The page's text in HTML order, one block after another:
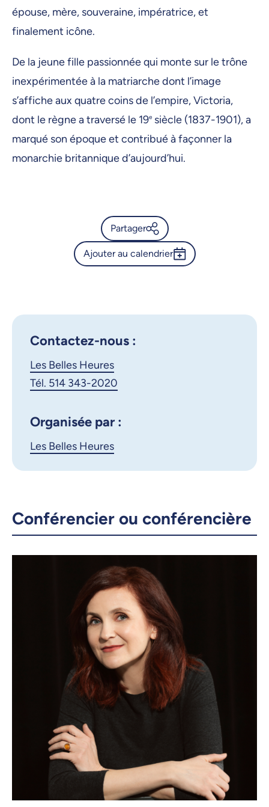
épouse, mère, souveraine, impératrice, et
finalement icône.
De la jeune fille passionnée qui monte sur le trône
inexpérimentée à la matriarche dont l’image
s’affiche aux quatre coins de l’empire, Victoria,
dont le règne a traversé le 19e siècle (1837-1901), a
marqué son époque et contribué à façonner la
monarchie britannique d’aujourd’hui.
Partager
Calendrier de l’Université de
Ajouter au calendrier
Contactez-nous :
Les Belles Heures
Tél. 514 343-2020
Organisée par :
Les Belles Heures
Conférencier ou conférencière